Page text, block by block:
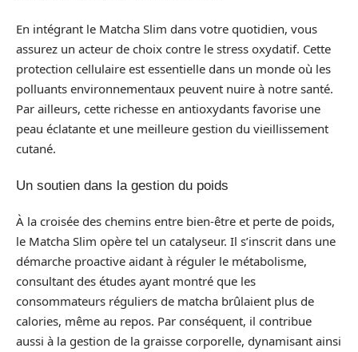
En intégrant le Matcha Slim dans votre quotidien, vous
assurez un acteur de choix contre le stress oxydatif. Cette
protection cellulaire est essentielle dans un monde où les
polluants environnementaux peuvent nuire à notre santé.
Par ailleurs, cette richesse en antioxydants favorise une
peau éclatante et une meilleure gestion du vieillissement
cutané.
Un soutien dans la gestion du poids
À la croisée des chemins entre bien-être et perte de poids,
le Matcha Slim opère tel un catalyseur. Il s’inscrit dans une
démarche proactive aidant à réguler le métabolisme,
consultant des études ayant montré que les
consommateurs réguliers de matcha brûlaient plus de
calories, même au repos. Par conséquent, il contribue
aussi à la gestion de la graisse corporelle, dynamisant ainsi